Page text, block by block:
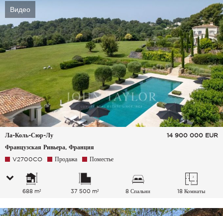
Видео
Ла-Коль-Сюр-Лу
Французская Ривьера, Франция
14 900 000 EUR
V2700CO Продажа Поместье
688 m² 37 500 m² 8 Спальни 18 Комнаты